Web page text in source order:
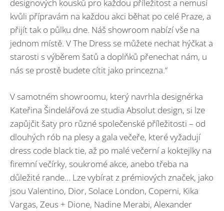
designových kousků pro každou příležitost a nemusí
kvůli přípravám na každou akci běhat po celé Praze, a
přijít tak o půlku dne. Náš showroom nabízí vše na
jednom místě. V The Dress se můžete nechat hýčkat a
starosti s výběrem šatů a doplňků přenechat nám, u
nás se prostě budete cítit jako princezna.“
V samotném showroomu, který navrhla designérka
Kateřina Šindelářová ze studia Absolut design, si lze
zapůjčit šaty pro různé společenské příležitosti – od
dlouhých rób na plesy a gala večeře, které vyžadují
dress code black tie, až po malé večerní a koktejlky na
firemní večírky, soukromé akce, anebo třeba na
důležité rande… Lze vybírat z prémiových značek, jako
jsou Valentino, Dior, Solace London, Coperni, Kika
Vargas, Zeus + Dione, Nadine Merabi, Alexander